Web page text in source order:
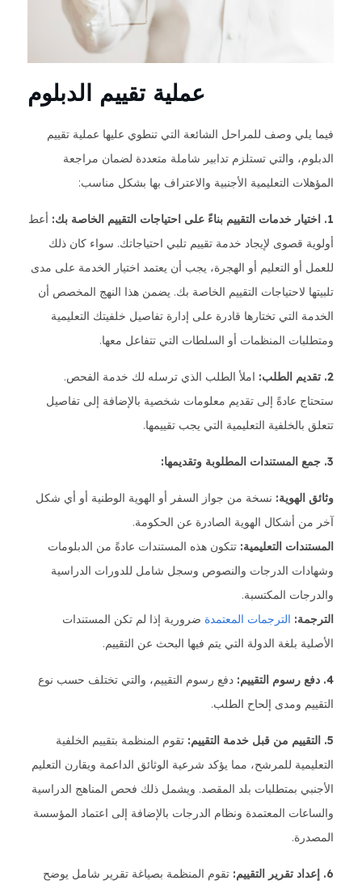
عملية تقييم الدبلوم
فيما يلي وصف للمراحل الشائعة التي تنطوي عليها عملية تقييم
الدبلوم، والتي تستلزم تدابير شاملة متعددة لضمان مراجعة
المؤهلات التعليمية الأجنبية والاعتراف بها بشكل مناسب:
1. اختيار خدمات التقييم بناءً على احتياجات التقييم الخاصة بك:
أعط
أولوية قصوى لإيجاد خدمة تقييم تلبي احتياجاتك. سواء كان ذلك
للعمل أو التعليم أو الهجرة، يجب أن يعتمد اختيار الخدمة على مدى
تلبيتها لاحتياجات التقييم الخاصة بك. يضمن هذا النهج المخصص أن
الخدمة التي تختارها قادرة على إدارة تفاصيل خلفيتك التعليمية
ومتطلبات المنظمات أو السلطات التي تتفاعل معها.
2. تقديم الطلب:
املأ الطلب الذي ترسله لك خدمة الفحص.
ستحتاج عادةً إلى تقديم معلومات شخصية بالإضافة إلى تفاصيل
تتعلق بالخلفية التعليمية التي يجب تقييمها.
3. جمع المستندات المطلوبة وتقديمها:
وثائق الهوية: نسخة من جواز السفر أو الهوية الوطنية أو أي شكل
آخر من أشكال الهوية الصادرة عن الحكومة.
المستندات التعليمية: تتكون هذه المستندات عادةً من الدبلومات
وشهادات الدرجات والنصوص وسجل شامل للدورات الدراسية
والدرجات المكتسبة.
الترجمة: الترجمات المعتمدة ضرورية إذا لم تكن المستندات
الأصلية بلغة الدولة التي يتم فيها البحث عن التقييم.
4. دفع رسوم التقييم:
دفع رسوم التقييم، والتي تختلف حسب نوع
التقييم ومدى إلحاح الطلب.
5. التقييم من قبل خدمة التقييم:
تقوم المنظمة بتقييم الخلفية
التعليمية للمرشح، مما يؤكد شرعية الوثائق الداعمة ويقارن التعليم
الأجنبي بمتطلبات بلد المقصد. ويشمل ذلك فحص المناهج الدراسية
والساعات المعتمدة ونظام الدرجات بالإضافة إلى اعتماد المؤسسة
المصدرة.
6. إعداد تقرير التقييم: تقوم المنظمة بصياغة تقرير شامل يوضح